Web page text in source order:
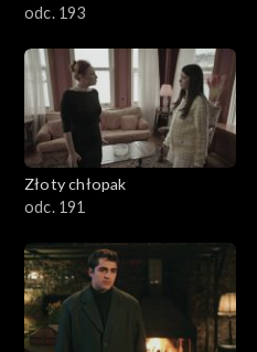
odc. 193
Złoty chłopak
odc. 191